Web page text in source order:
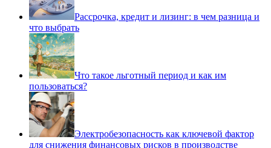
Рассрочка, кредит и лизинг: в чем разница и
что выбрать
Что такое льготный период и как им
пользоваться?
Электробезопасность как ключевой фактор
для снижения финансовых рисков в производстве